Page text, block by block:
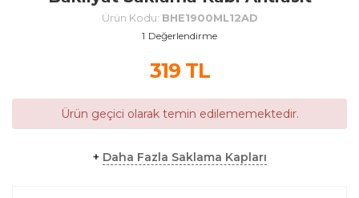
Ürün Kodu: BHE1900ML12AD
1 Değerlendirme
319TL
Ürün geçici olarak temin edilememektedir.
+ Daha Fazla Saklama Kapları